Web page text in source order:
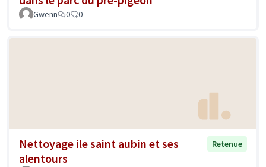
Gwenn 0 0
Nettoyage ile saint aubin et ses
alentours
Retenue